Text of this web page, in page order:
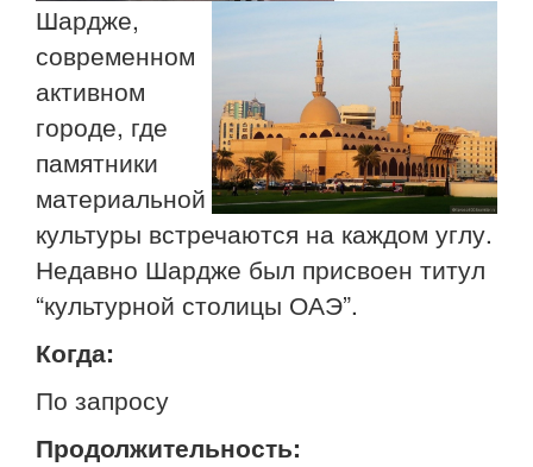
Шардже,
современном
активном
городе, где
памятники
материальной
культуры встречаются на каждом углу.
Недавно Шардже был присвоен титул
“культурной столицы ОАЭ”.
Когда:
По запросу
Продолжительность: